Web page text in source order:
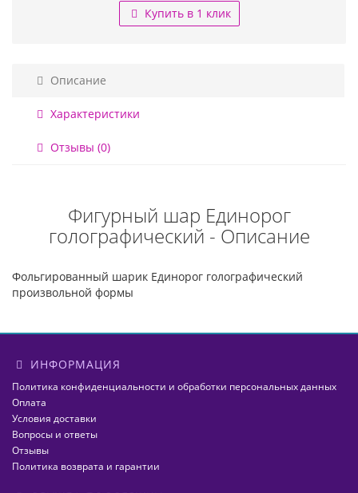
Купить в 1 клик
Описание
Характеристики
Отзывы (0)
Фигурный шар Единорог
голографический - Описание
Фольгированный шарик Единорог голографический
произвольной формы
ИНФОРМАЦИЯ
Политика конфиденциальности и обработки персональных данных
Оплата
Условия доставки
Вопросы и ответы
Отзывы
Политика возврата и гарантии